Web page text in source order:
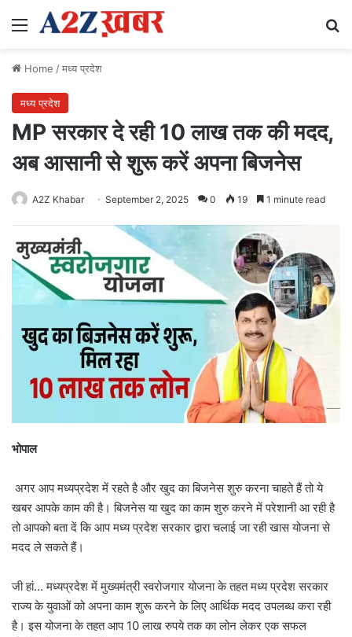
Menu
Home /मध्य प्रदेश
मध्य प्रदेश
MP सरकार दे रही 10 लाख तक की मदद,
अब आसानी से शुरू करें अपना बिजनेस
A2Z Khabar September 2, 2025 0 19 1 minute read
भोपाल
अगर आप मध्यप्रदेश में रहते है और खुद का बिजनेस शुरु करना चाहते हैं तो ये
खबर आपके काम की है। बिजनेस या खुद का काम शुरु करने में परेशानी आ रही है
तो आपको बता दें कि आप मध्य प्रदेश सरकार द्वारा चलाई जा रही खास योजना से
मदद ले सकते हैं।
जी हां… मध्यप्रदेश में मुख्यमंत्री स्वरोजगार योजना के तहत मध्य प्रदेश सरकार
राज्य के युवाओं को अपना काम शुरू करने के लिए आर्थिक मदद उपलब्ध करा रही
है। इस योजना के तहत आप 10 लाख रुपये तक का लोन लेकर एक सफल